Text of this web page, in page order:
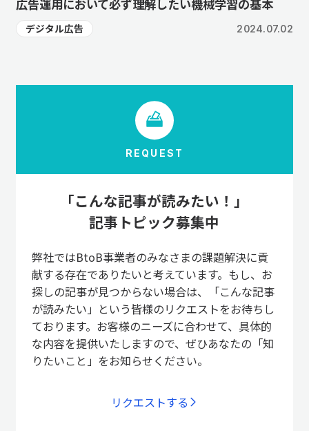
広告運用において必ず理解したい機械学習の基本
デジタル広告 2024.07.02
REQUEST
「こんな記事が読みたい！」
記事トピック募集中
弊社ではBtoB事業者のみなさまの課題解決に貢
献する存在でありたいと考えています。もし、お
探しの記事が見つからない場合は、「こんな記事
が読みたい」という皆様のリクエストをお待ちし
ております。お客様のニーズに合わせて、具体的
な内容を提供いたしますので、ぜひあなたの「知
りたいこと」をお知らせください。
リクエストする